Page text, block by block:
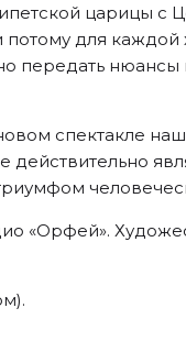
царицы
для
передать
спектакле
«Орфей».